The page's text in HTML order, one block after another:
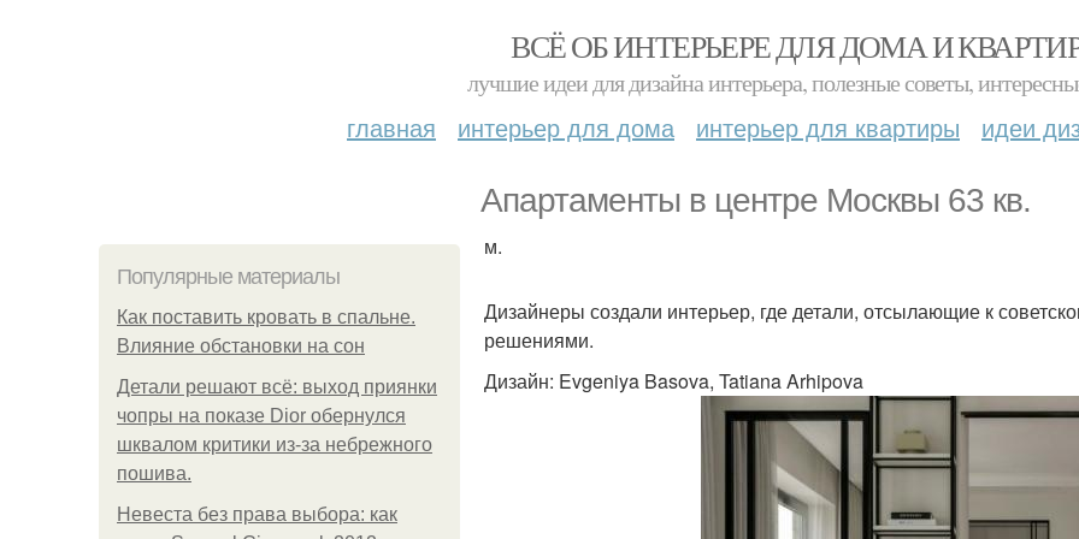
ВСЁ ОБ ИНТЕРЬЕРЕ ДЛЯ ДОМА И
лучшие идеи для дизайна интерьера, полезные советы,
главная интерьер для дома интерьер для квартиры идеи
Апартаменты в центре Москвы 63 кв.
Популярные материалы
Как поставить кровать в спальне.
Влияние обстановки на сон
Детали решают всё: выход приянки
чопры на показе Dior обернулся
шквалом критики из-за небрежного
пошива.
Невеста без права выбора: как
м.
Дизайнеры создали интерьер, где детали, отсылающие к
решениями.
Дизайн: Evgeniya Basova, Tatiana Arhipova